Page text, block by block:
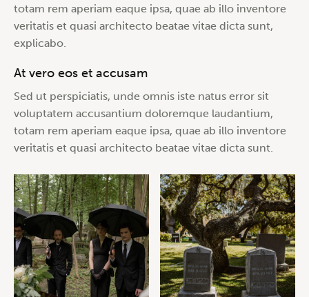
totam rem aperiam eaque ipsa, quae ab illo inventore
veritatis et quasi architecto beatae vitae dicta sunt,
explicabo.
At vero eos et accusam
Sed ut perspiciatis, unde omnis iste natus error sit
voluptatem accusantium doloremque laudantium,
totam rem aperiam eaque ipsa, quae ab illo inventore
veritatis et quasi architecto beatae vitae dicta sunt.